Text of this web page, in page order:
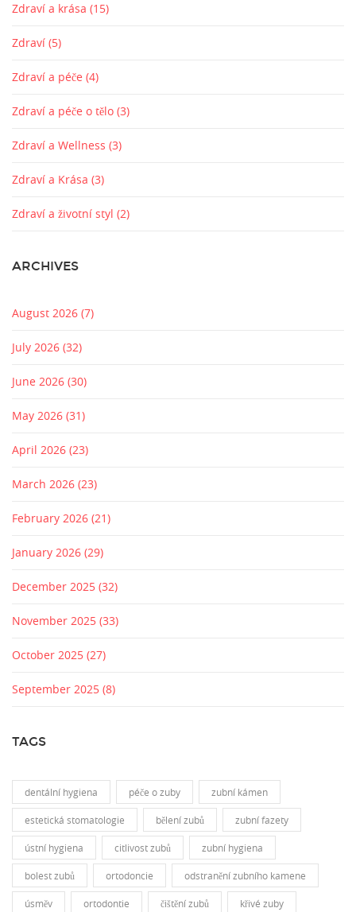
Zdraví a krása (15)
Zdraví (5)
Zdraví a péče (4)
Zdraví a péče o tělo (3)
Zdraví a Wellness (3)
Zdraví a Krása (3)
Zdraví a životní styl (2)
ARCHIVES
August 2026 (7)
July 2026 (32)
June 2026 (30)
May 2026 (31)
April 2026 (23)
March 2026 (23)
February 2026 (21)
January 2026 (29)
December 2025 (32)
November 2025 (33)
October 2025 (27)
September 2025 (8)
TAGS
dentální hygiena péče o zuby zubní kámen
estetická stomatologie bělení zubů zubní fazety
ústní hygiena citlivost zubů zubní hygiena
bolest zubů ortodoncie odstranění zubního kamene
úsměv ortodontie čištění zubů křivé zuby